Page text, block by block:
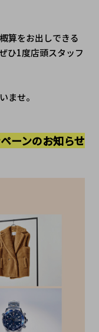
算をお出しできる
ひ1度店頭スタッフ
ませ。
ーンのお知らせ